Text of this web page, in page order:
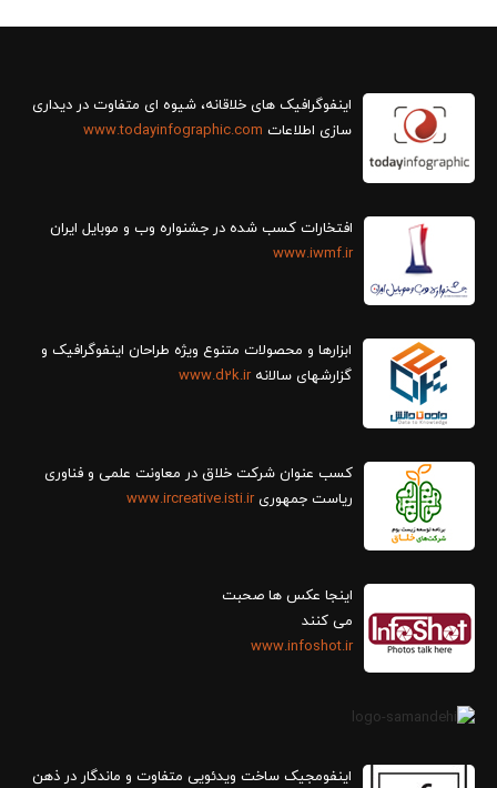
سازی اطلاعات www.todayinfographic.com
افتخارات کسب شده در جشنواره وب و موبایل ایران
www.iwmf.ir
ابزارها و محصولات متنوع ویژه طراحان اینفوگرافیک و
گزارش‎های سالانه
www.d2k.ir
کسب عنوان شرکت خلاق در معاونت علمی و فناوری
ریاست جمهوریwww.ircreative.isti.ir
اینجا عکس ها صحبت
می کنند
www.infoshot.ir
اینفومجیک ساخت ویدئویی متفاوت و ماندگار در ذهن